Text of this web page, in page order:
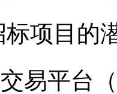
项目的
易平台